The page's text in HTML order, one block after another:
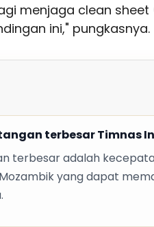
menjaga clean
ini," pungkasnya.
terbesar Timnas
terbesar adalah
yang dapat